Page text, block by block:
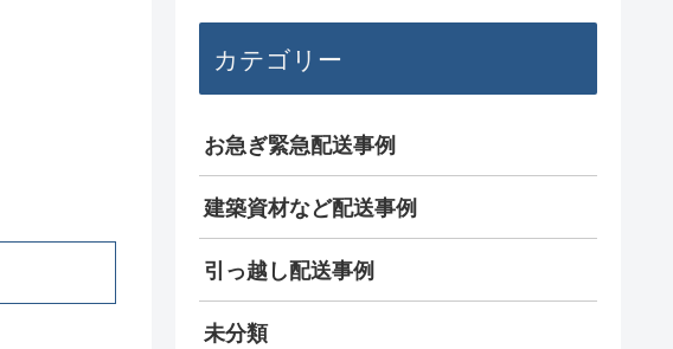
カテゴリー
お急ぎ緊急配送事例
建築資材など配送事例
引っ越し配送事例
未分類